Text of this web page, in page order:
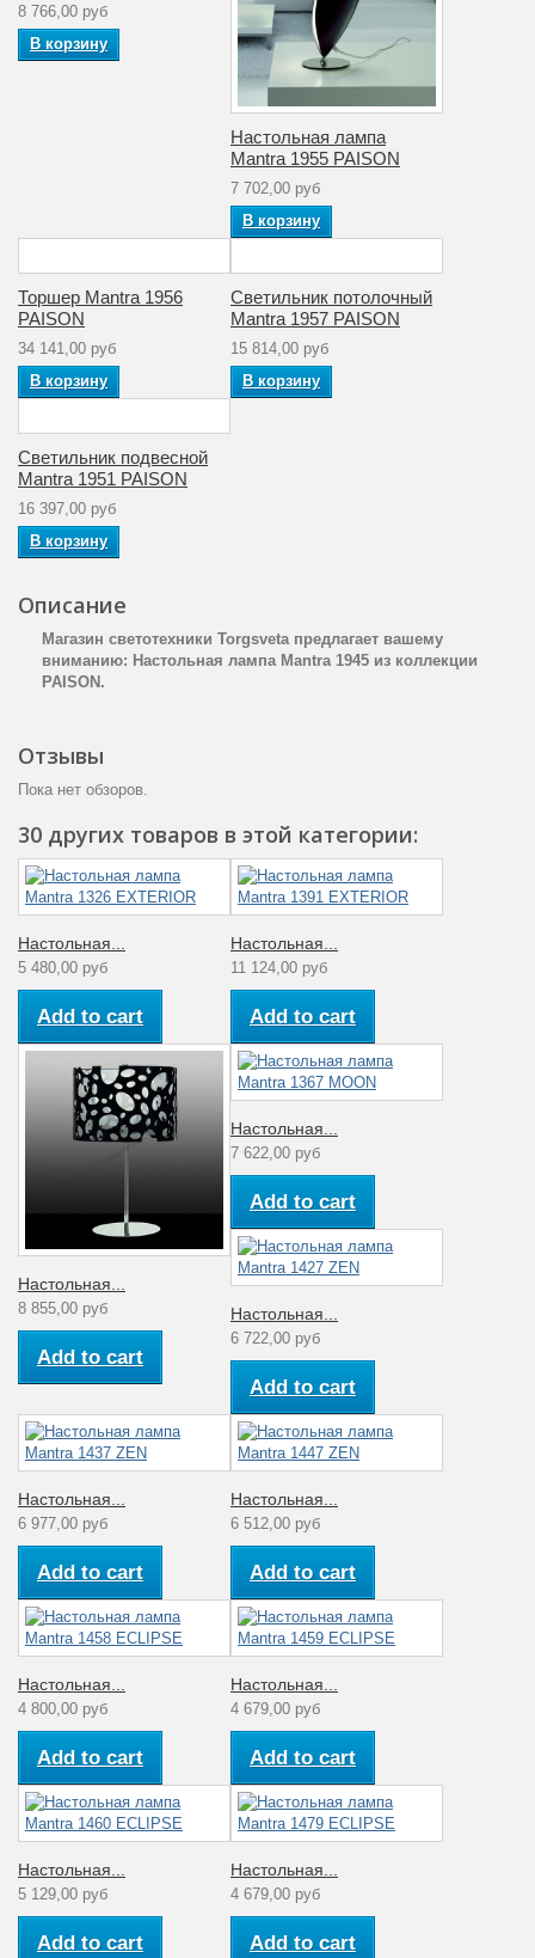
8 766,00 руб
В корзину
Настольная лампа
Mantra 1955 PAISON
7 702,00 руб
В корзину
Торшер Mantra 1956
PAISON
34 141,00 руб
В корзину
Светильник потолочный
Mantra 1957 PAISON
15 814,00 руб
В корзину
Светильник подвесной
Mantra 1951 PAISON
16 397,00 руб
В корзину
Описание
Магазин светотехники Torgsveta предлагает вашему
вниманию: Настольная лампа Mantra 1945 из коллекции
PAISON.
Отзывы
Пока нет обзоров.
30 других товаров в этой категории:
Настольная...
5 480,00 руб
Add to cart
Настольная...
11 124,00 руб
Add to cart
Настольная...
8 855,00 руб
Add to cart
Настольная...
7 622,00 руб
Add to cart
Настольная...
6 722,00 руб
Add to cart
Настольная...
6 977,00 руб
Add to cart
Настольная...
6 512,00 руб
Add to cart
Настольная...
4 800,00 руб
Add to cart
Настольная...
4 679,00 руб
Add to cart
Настольная...
5 129,00 руб
Add to cart
Настольная...
4 679,00 руб
Add to cart